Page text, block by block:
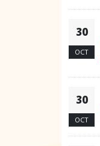
30
OCT
30
OCT